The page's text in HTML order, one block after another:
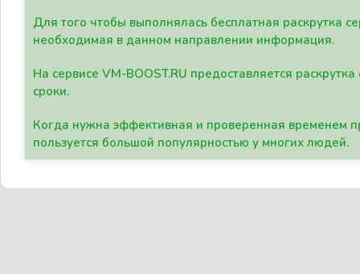
Для того чтобы выполнялась бесплатная раскрутка
необходимая в данном направлении информация.
На сервисе VM-BOOST.RU предоставляется
сроки.
Когда нужна эффективная и проверенная временем
пользуется большой популярностью у многих людей.